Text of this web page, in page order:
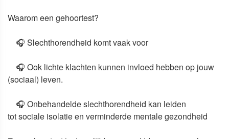
Waarom een gehoortest?
🎧 Slechthorendheid komtvaak voor
🎧 Ook lichte klachten kunnen invloed hebben op jouw
(sociaal) leven.
🎧 Onbehandelde slechthorendheid kan leiden
totsociale isolatieen verminderde mentale gezondheid